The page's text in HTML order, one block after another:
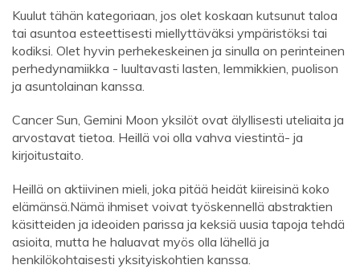
Kuulut tähän kategoriaan, jos olet koskaan kutsunut taloa
tai asuntoa esteettisesti miellyttäväksi ympäristöksi tai
kodiksi. Olet hyvin perhekeskeinen ja sinulla on perinteinen
perhedynamiikka - luultavasti lasten, lemmikkien, puolison
ja asuntolainan kanssa.
Cancer Sun, Gemini Moon yksilöt ovat älyllisesti uteliaita ja
arvostavat tietoa. Heillä voi olla vahva viestintä- ja
kirjoitustaito.
Heillä on aktiivinen mieli, joka pitää heidät kiireisinä koko
elämänsä.Nämä ihmiset voivat työskennellä abstraktien
käsitteiden ja ideoiden parissa ja keksiä uusia tapoja tehdä
asioita, mutta he haluavat myös olla lähellä ja
henkilökohtaisesti yksityiskohtien kanssa.